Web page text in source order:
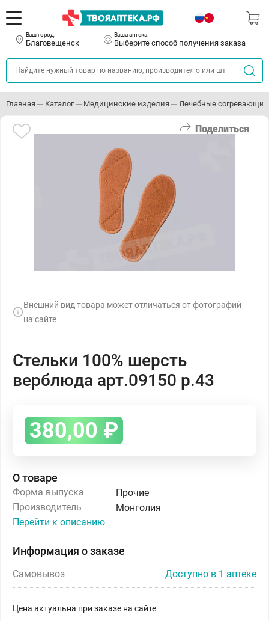
Ваш город:
Благовещенск
Ваша аптека:
Выберите способ получения заказа
Главная Каталог Медицинские изделия Лечебные
Поделиться
Внешний вид товара может отличаться от фотографий
на сайте
Стельки 100% шерсть
верблюда арт.09150 р.43
380,00 ₽
О товаре
Форма выпуска
Прочие
Производитель
Монголия
Перейти к описанию
Информация о заказе
Самовывоз Доступно в 1 аптеке
Цена актуальна при заказе на сайте